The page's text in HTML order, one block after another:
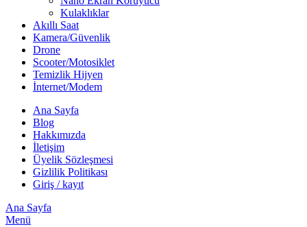
Kulaklıklar
Akıllı Saat
Kamera/Güvenlik
Drone
Scooter/Motosiklet
Temizlik Hijyen
İnternet/Modem
Ana Sayfa
Blog
Hakkımızda
İletişim
Üyelik Sözleşmesi
Gizlilik Politikası
Giriş / kayıt
Ana Sayfa
Menü